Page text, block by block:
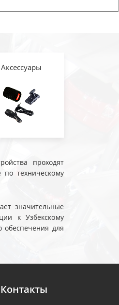
Аксессуары
проходят
по техническому
значительные
к Узбекскому
обеспечения для
Контакты